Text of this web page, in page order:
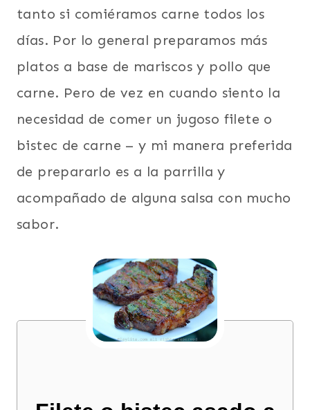
tanto si comiéramos carne todos los
días. Por lo general preparamos más
platos a base de mariscos y pollo que
carne. Pero de vez en cuando siento la
necesidad de comer un jugoso filete o
bistec de carne – y mi manera preferida
de prepararlo es a la parrilla y
acompañado de alguna salsa con mucho
sabor.